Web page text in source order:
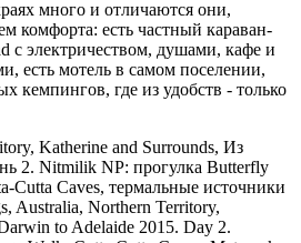
много и отличаются они,
комфорта: есть частный караван-
с электричеством, душами, кафе и
есть мотель в самом поселении,
кемпингов, где из удобств - только